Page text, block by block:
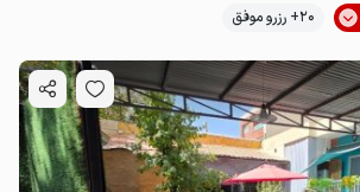
20+ رزرو موفق